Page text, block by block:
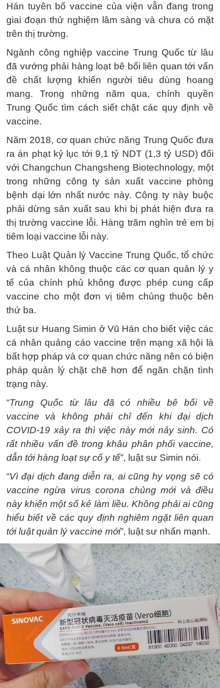
Hán tuyên bố vaccine của viện vẫn đang trong
giai đoạn thử nghiệm lâm sàng và chưa có mặt
trên thị trường.
Ngành công nghiệp vaccine Trung Quốc từ lâu
đã vướng phải hàng loạt bê bối liên quan tới vấn
đề chất lượng khiến người tiêu dùng hoang
mang. Trong những năm qua, chính quyền
Trung Quốc tìm cách siết chặt các quy định về
vaccine.
Năm 2018, cơ quan chức năng Trung Quốc đưa
ra án phạt kỷ lục tới 9,1 tỷ NDT (1,3 tỷ USD) đối
với Changchun Changsheng Biotechnology, một
trong những công ty sản xuất vaccine phòng
bệnh dại lớn nhất nước này. Công ty này buộc
phải dừng sản xuất sau khi bị phát hiện đưa ra
thị trường vaccine lỗi. Hàng trăm nghìn trẻ em bị
tiêm loại vaccine lỗi này.
Theo Luật Quản lý Vaccine Trung Quốc, tổ chức
và cá nhân không thuộc các cơ quan quản lý y
tế của chính phủ không được phép cung cấp
vaccine cho một đơn vị tiêm chủng thuộc bên
thứ ba.
Luật sư Huang Simin ở Vũ Hán cho biết việc các
cá nhân quảng cáo vaccine trên mạng xã hội là
bất hợp pháp và cơ quan chức năng nên có biện
pháp quản lý chặt chẽ hơn để ngăn chặn tình
trạng này.
“Trung Quốc từ lâu đã có nhiều bê bối về
vaccine và không phải chỉ đến khi đại dịch
COVID-19 xảy ra thì việc này mới nảy sinh. Có
rất nhiều vấn đề trong khâu phân phối vaccine,
dẫn tới hàng loạt sự cố y tế”, luật sư Simin nói.
“Vì đại dịch đang diễn ra, ai cũng hy vọng sẽ có
vaccine ngừa virus corona chủng mới và điều
này khiến một số kẻ làm liều. Không phải ai cũng
hiểu biết về các quy định nghiêm ngặt liên quan
tới luật quản lý vaccine mới”, luật sư nhấn mạnh.